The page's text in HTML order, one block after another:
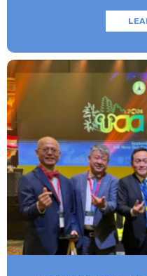
尤单抗（Anifrolumab）已通过
院。 如何及早发现红斑狼疮并
家医院皮肤科&医疗美容科的
保护自己的免疫细胞转而攻击
这种疾病名称是从外文“Lupus”
位像“被狼咬了一样”。 在临床
斑，这些红斑有时以蝴蝶的形
位。 95%以上的红斑狼疮都是
肾脏、关节、心脏、肺部甚至
一生要面对的，也是治疗中最
解-再复发中不断被消耗和伤害
的发病机制至今尚未完全明晰
因素 遗传因素：患者发病多数
者旁系亲属发生过这样的疾病
子，患病风险会增加。 内分泌
因，常吃避孕药、以及怀孕妊
患者病情加重。 自身免疫系统
因，当免疫系统出现紊乱，应
和化学元素慢性中毒都会对人